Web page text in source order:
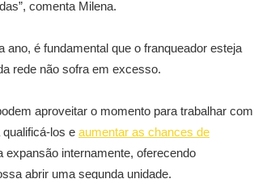
comenta Milena.
é fundamental que o franqueador esteja
rede não sofra em excesso.
aproveitar o momento para trabalhar com
los e aumentar as chances de
internamente, oferecendo
abrir uma segunda unidade.